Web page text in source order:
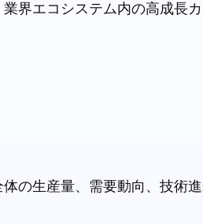
界エコシステム内の高成長
の生産量、需要動向、技術